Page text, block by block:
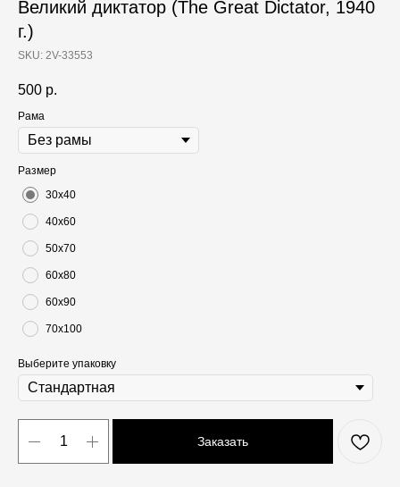
Великий диктатор (The Great Dictator, 1940
г.)
SKU: 2V-33553
500 р.
Рама
Размер
30х40
40х60
50х70
60х80
60х90
70х100
Выберите упаковку
Заказать